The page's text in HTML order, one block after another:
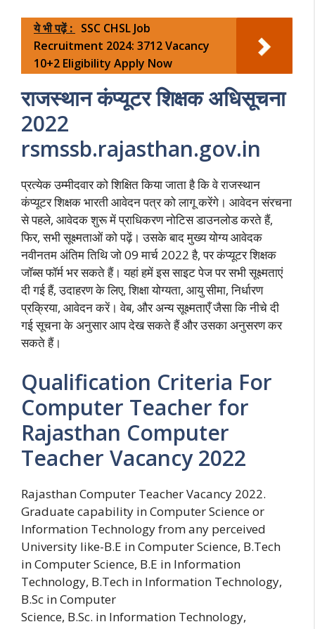
ये भी पढ़ें : SSC CHSL Job
Recruitment 2024: 3712 Vacancy
10+2 Eligibility Apply Now
राजस्थान कंप्यूटर शिक्षक अधिसूचना
2022
rsmssb.rajasthan.gov.in
प्रत्येक उम्मीदवार को शिक्षित किया जाता है कि वे राजस्थान
कंप्यूटर शिक्षक भारती आवेदन पत्र को लागू करेंगे। आवेदन संरचना
से पहले, आवेदक शुरू में प्राधिकरण नोटिस डाउनलोड करते हैं,
फिर, सभी सूक्ष्मताओं को पढ़ें। उसके बाद मुख्य योग्य आवेदक
नवीनतम अंतिम तिथि जो 09 मार्च 2022 है, पर कंप्यूटर शिक्षक
जॉब्स फॉर्म भर सकते हैं। यहां हमें इस साइट पेज पर सभी सूक्ष्मताएं
दी गई हैं, उदाहरण के लिए, शिक्षा योग्यता, आयु सीमा, निर्धारण
प्रक्रिया, आवेदन करें। वेब, और अन्य सूक्ष्मताएँ जैसा कि नीचे दी
गई सूचना के अनुसार आप देख सकते हैं और उसका अनुसरण कर
सकते हैं।
Qualification Criteria For
Computer Teacher for
Rajasthan Computer
Teacher Vacancy 2022
Rajasthan Computer Teacher Vacancy 2022.
Graduate capability in Computer Science or
Information Technology from any perceived
University like-B.E in Computer Science, B.Tech
in Computer Science, B.E in Information
Technology, B.Tech in Information Technology,
B.Sc in Computer
Science, B.Sc. in Information Technology,